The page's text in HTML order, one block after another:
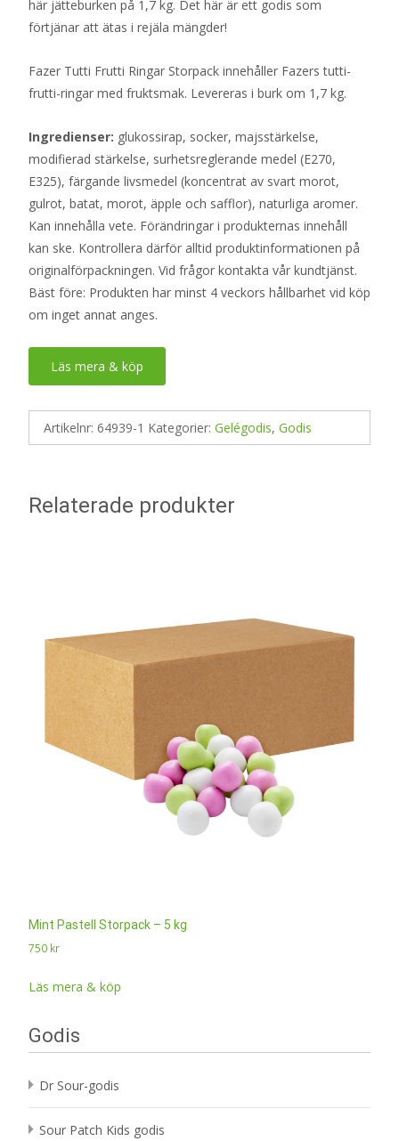
här jätteburken på 1,7 kg. Det här är ett godis som
förtjänar att ätas i rejäla mängder!
Fazer Tutti Frutti Ringar Storpack innehåller Fazers tutti-
frutti-ringar med fruktsmak. Levereras i burk om 1,7 kg.
Ingredienser: glukossirap, socker, majsstärkelse,
modifierad stärkelse, surhetsreglerande medel (E270,
E325), färgande livsmedel (koncentrat av svart morot,
gulrot, batat, morot, äpple och safflor), naturliga aromer.
Kan innehålla vete. Förändringar i produkternas innehåll
kan ske. Kontrollera därför alltid produktinformationen på
originalförpackningen. Vid frågor kontakta vår kundtjänst.
Bäst före: Produkten har minst 4 veckors hållbarhet vid köp
om inget annat anges.
Läs mera & köp
Artikelnr: 64939-1 Kategorier: Gelégodis, Godis
Relaterade produkter
Mint Pastell Storpack – 5 kg
750 kr
Läs mera & köp
Godis
Dr Sour-godis
Sour Patch Kids godis